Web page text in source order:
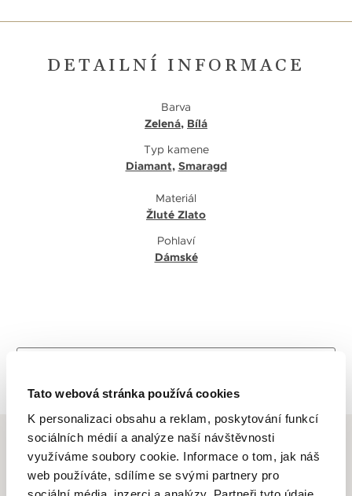
Tato webová stránka používá cookies
K personalizaci obsahu a reklam, poskytování funkcí
sociálních médií a analýze naší návštěvnosti
využíváme soubory cookie. Informace o tom, jak náš
web používáte, sdílíme se svými partnery pro
DETAILNÍ INFORMACE
Barva
Zelená, Bílá
Typ kamene
Diamant, Smaragd
Materiál
Žluté Zlato
Pohlaví
Dámské